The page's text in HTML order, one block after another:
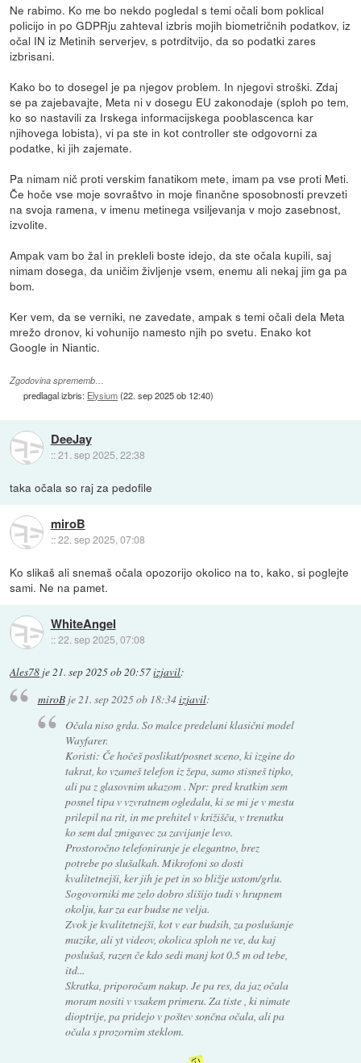
Ne rabimo. Ko me bo nekdo pogledal s temi očali bom poklical
policijo in po GDPRju zahteval izbris mojih biometričnih podatkov, iz
očal IN iz Metinih serverjev, s potrditvijo, da so podatki zares
izbrisani.
Kako bo to dosegel je pa njegov problem. In njegovi stroški. Zdaj
se pa zajebavajte, Meta ni v dosegu EU zakonodaje (sploh po tem,
ko so nastavili za Irskega informacijskega pooblascenca kar
njihovega lobista), vi pa ste in kot controller ste odgovorni za
podatke, ki jih zajemate.
Pa nimam nič proti verskim fanatikom mete, imam pa vse proti Meti.
Če hoče vse moje sovraštvo in moje finančne sposobnosti prevzeti
na svoja ramena, v imenu metinega vsiljevanja v mojo zasebnost,
izvolite.
Ampak vam bo žal in prekleli boste idejo, da ste očala kupili, saj
nimam dosega, da uničim življenje vsem, enemu ali nekaj jim ga pa
bom.
Ker vem, da se verniki, ne zavedate, ampak s temi očali dela Meta
mrežo dronov, ki vohunijo namesto njih po svetu. Enako kot
Google in Niantic.
Zgodovina sprememb…
predlagal izbris: Elysium(22. sep 2025 ob 12:40)
DeeJay
::21. sep 2025, 22:38
taka očala so raj za pedofile
miroB
::22. sep 2025, 07:08
Ko slikaš ali snemaš očala opozorijo okolico na to, kako, si poglejte
sami. Ne na pamet.
WhiteAngel
::22. sep 2025, 07:08
Ales78 je21. sep 2025 ob 20:57izjavil:
miroBje 21. sep 2025 ob 18:34izjavil:
Očala niso grda. So malce predelani klasični model
Wayfarer.
Koristi: Če hočeš poslikat/posnet sceno, ki izgine do
takrat, ko vzameš telefon iz žepa, samo stisneš tipko,
ali pa z glasovnim ukazom . Npr: pred kratkim sem
posnel tipa v vzvratnem ogledalu, ki se mi je v mestu
prilepil na rit, in me prehitel v križišču, v trenutku
ko sem dal zmigavec za zavijanje levo.
Prostoročno telefoniranje je elegantno, brez
potrebe po slušalkah. Mikrofoni so dosti
kvalitetnejši, ker jih je pet in so bližje ustom/grlu.
Sogovorniki me zelo dobro slišijo tudi v hrupnem
okolju, kar za ear budse ne velja.
Zvok je kvalitetnejši, kot v ear budsih, za poslušanje
muzike, ali yt videov, okolica sploh ne ve, da kaj
poslušaš, razen če kdo sedi manj kot 0.5 m od tebe,
itd...
Skratka, priporočam nakup. Je pa res, da jaz očala
moram nositi v vsakem primeru. Za tiste , ki nimate
dioptrije, pa pridejo v poštev sončna očala, ali pa
očala s prozornim steklom.